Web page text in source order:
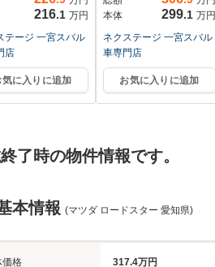
216.1 万円
テージ 一宮スバル
店
気に入りに追加
本体
299.1 万円
ネクステージ 一宮スバル
車専門店
お気に入りに追加
了時の物件情報です。
本情報 (マツダ ロードスター 愛知県)
価格 317.4万円